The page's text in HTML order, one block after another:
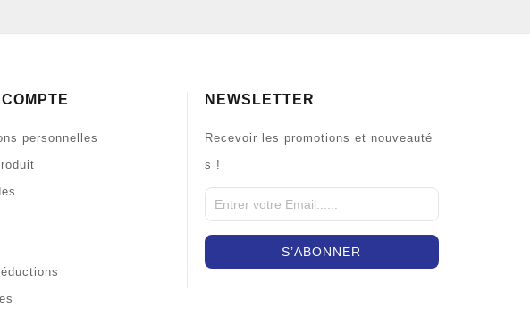
personnelles
NEWSLETTER
Recevoir les promotions et nouveauté
s !